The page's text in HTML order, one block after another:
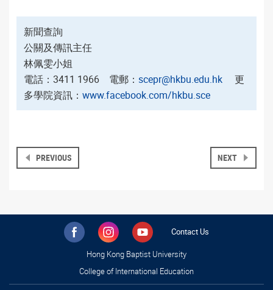
新聞查詢
公關及傳訊主任
林佩雯小姐
電話：3411 1966 電郵： scepr@hkbu.edu.hk 更
多學院資訊： www.facebook.com/hkbu.sce
PREVIOUS NEXT
Contact Us
Hong Kong Baptist University
College of International Education